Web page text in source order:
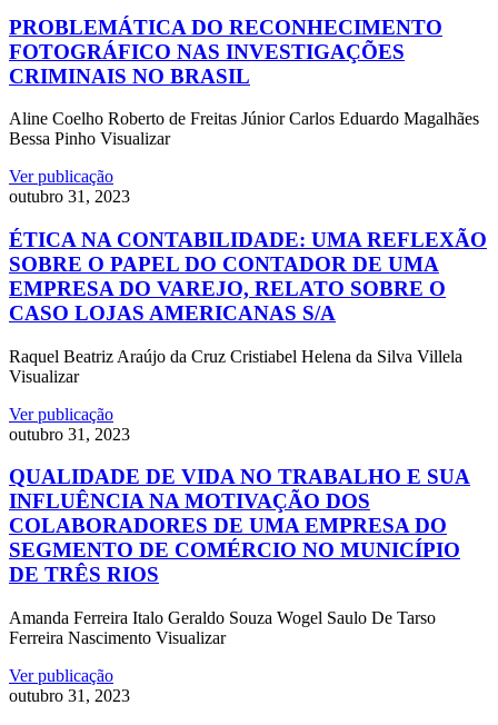
PROBLEMÁTICA DO RECONHECIMENTO
FOTOGRÁFICO NAS INVESTIGAÇÕES
CRIMINAIS NO BRASIL
Aline Coelho Roberto de Freitas Júnior Carlos Eduardo Magalhães
Bessa Pinho Visualizar
Ver publicação
outubro 31, 2023
ÉTICA NA CONTABILIDADE: UMA REFLEXÃO
SOBRE O PAPEL DO CONTADOR DE UMA
EMPRESA DO VAREJO, RELATO SOBRE O
CASO LOJAS AMERICANAS S/A
Raquel Beatriz Araújo da Cruz Cristiabel Helena da Silva Villela
Visualizar
Ver publicação
outubro 31, 2023
QUALIDADE DE VIDA NO TRABALHO E SUA
INFLUÊNCIA NA MOTIVAÇÃO DOS
COLABORADORES DE UMA EMPRESA DO
SEGMENTO DE COMÉRCIO NO MUNICÍPIO
DE TRÊS RIOS
Amanda Ferreira Italo Geraldo Souza Wogel Saulo De Tarso
Ferreira Nascimento Visualizar
Ver publicação
outubro 31, 2023